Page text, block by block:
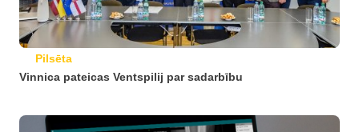
Pilsēta
Vinnica pateicas Ventspilij par sadarbību